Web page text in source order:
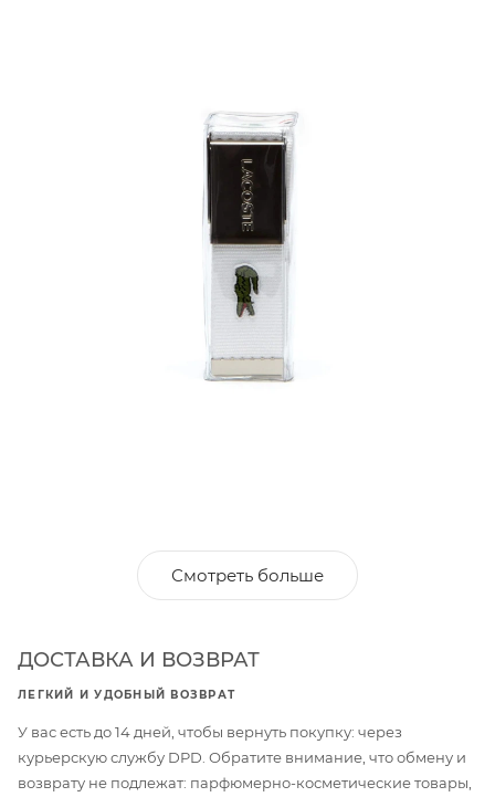
Смотреть больше
ДОСТАВКА И ВОЗВРАТ
ЛЕГКИЙ И УДОБНЫЙ ВОЗВРАТ
У вас есть до 14 дней, чтобы вернуть покупку: через
курьерскую службу DPD. Обратите внимание, что обмену и
возврату не подлежат: парфюмерно-косметические товары,